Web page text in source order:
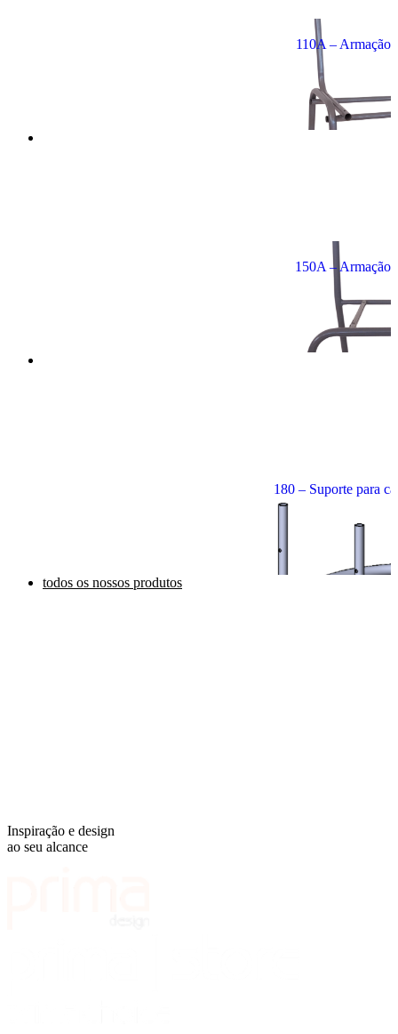
110A – Armação
150A – Armação
180 – Suporte para
todos os nossos produtos
Inspiração e design
ao seu alcance